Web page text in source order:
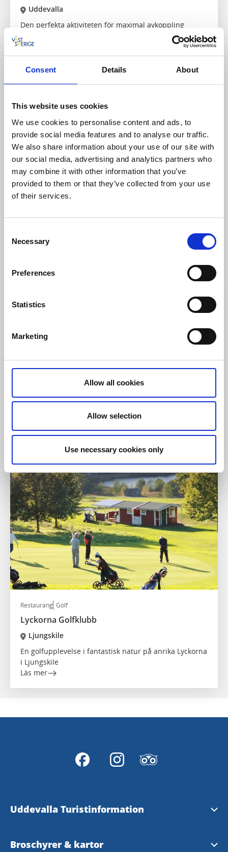
Consent Details About
This website uses cookies
We use cookies to personalise content and ads, to
provide social media features and to analyse our traffic.
We also share information about your use of our site with
our social media, advertising and analytics partners who
may combine it with other information that you’ve
provided to them or that they’ve collected from your use
of their services.
Selection
Necessary
Preferences
Statistics
Marketing
Allow all cookies
Allow selection
Use necessary cookies only
Uddevalla
Den perfekta aktiviteten för maximal avkoppling
Läs mer
Golf
Uddevalla Golfklubb
bohuslänskt naturlandskap
Aktiviteter Golf
Uddevalla Indoor Golf
Uddevalla
Golf året runt mitt i Uddevalla
Restaurang Golf
Lyckorna Golfklubb
Ljungskile
En golfupplevelse i fantastisk natur på anrika Lyckorna
i Ljungskile
Läs mer
Uddevalla Turistinformation
Upplev Bohuslän
Broschyrer & kartor